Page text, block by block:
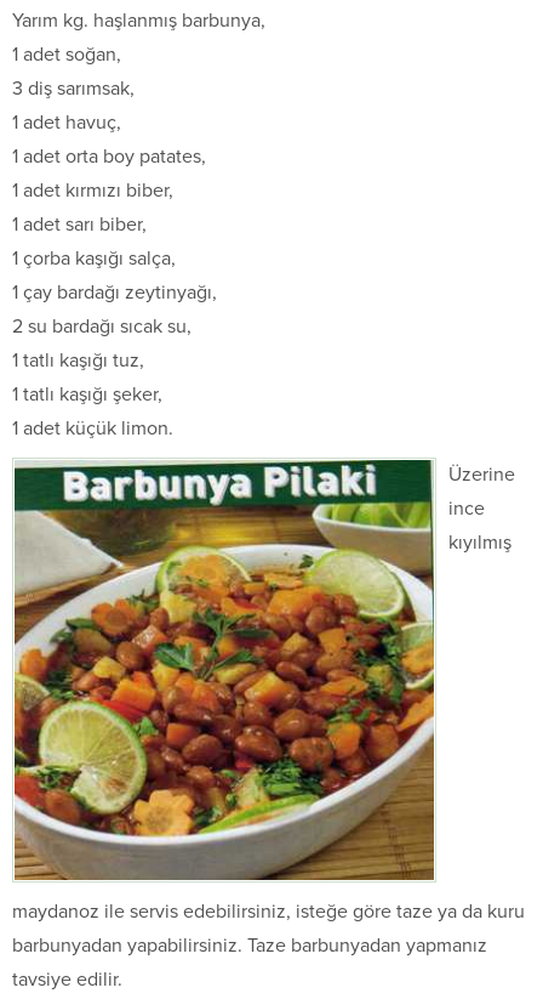
Yarım kg. haşlanmış barbunya,
1 adet soğan,
3 diş sarımsak,
1 adet havuç,
1 adet orta boy patates,
1 adet kırmızı biber,
1 adet sarı biber,
1 çorba kaşığı salça,
1 çay bardağı zeytinyağı,
2 su bardağı sıcak su,
1 tatlı kaşığı tuz,
1 tatlı kaşığı şeker,
1 adet küçük limon.
Üzerine
ince
kıyılmış
maydanoz ile servis edebilirsiniz, isteğe göre taze ya da kuru
barbunyadan yapabilirsiniz. Taze barbunyadan yapmanız
tavsiye edilir.